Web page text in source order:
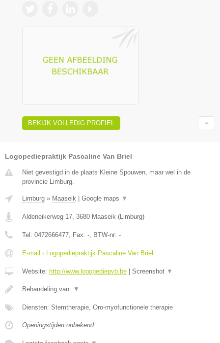
BEKIJK VOLLEDIG PROFIEL
Logopediepraktijk Pascaline Van Briel
Niet gevestigd in de plaats Kleine Spouwen, maar wel in de
provincie Limburg.
Limburg » Maaseik Google maps ▼
Aldeneikerweg 17, 3680 Maaseik (Limburg)
Tel: 0472666477, Fax: -, BTW-nr: -
E-mail › Logopediepraktijk Pascaline Van Briel
Website: http://www.logopediepvb.be Screenshot ▼
Behandeling van: ▼
Diensten: Stemtherapie, Oro-myofunctionele therapie
Openingstijden onbekend